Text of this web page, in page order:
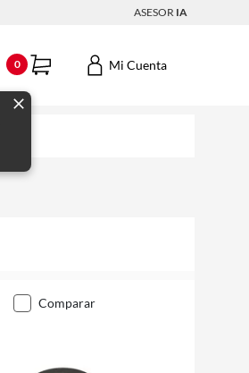
ASESOR IA
0 Mi Cuenta
comparar